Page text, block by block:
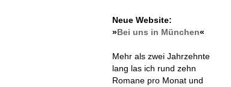
Neue Website:
»Bei uns in München«
Mehr als zwei Jahrzehnte
lang las ich rund zehn
Romane pro Monat und